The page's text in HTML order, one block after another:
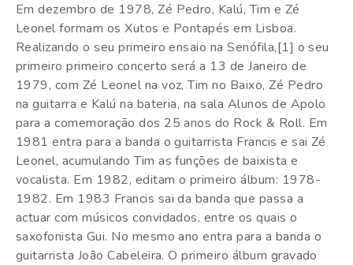
Em dezembro de 1978, Zé Pedro, Kalú, Tim e Zé
Leonel formam os Xutos e Pontapés em Lisboa.
Realizando o seu primeiro ensaio na Senófila,[1] o seu
primeiro primeiro concerto será a 13 de Janeiro de
1979, com Zé Leonel na voz, Tim no Baixo, Zé Pedro
na guitarra e Kalú na bateria, na sala Alunos de Apolo
para a comemoração dos 25 anos do Rock & Roll. Em
1981 entra para a banda o guitarrista Francis e sai Zé
Leonel, acumulando Tim as funções de baixista e
vocalista. Em 1982, editam o primeiro álbum: 1978-
1982. Em 1983 Francis sai da banda que passa a
actuar com músicos convidados, entre os quais o
saxofonista Gui. No mesmo ano entra para a banda o
guitarrista João Cabeleira. O primeiro álbum gravado